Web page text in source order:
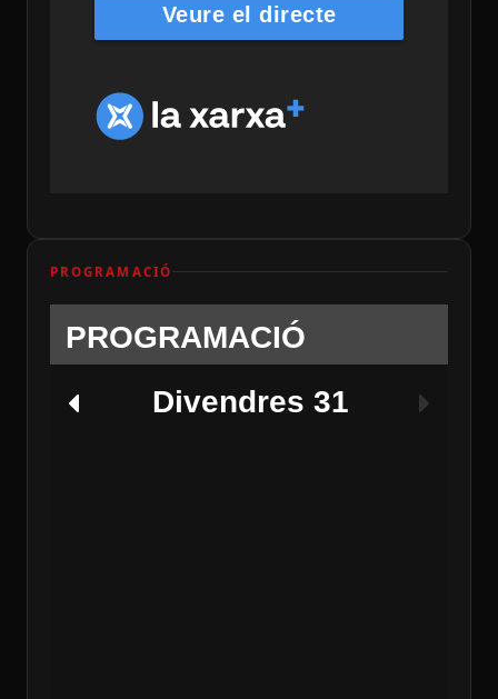
Veure el directe
PROGRAMACIÓ
PROGRAMACIÓ
Divendres 31